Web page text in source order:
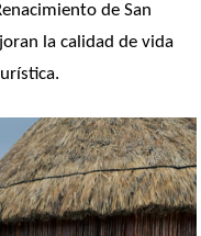
de San
la calidad de vida